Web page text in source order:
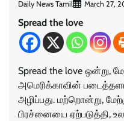
Daily News Tamil March 27,
Spread the love
Spread the love ஒன்று,
அமெரிக்காவின்
அழிப்பது. மற்றொன்று,
பிரச்னையை ஏற்படுத்தி,